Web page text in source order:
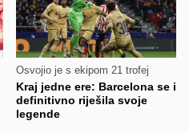
Osvojio je s ekipom 21 trofej
Kraj jedne ere: Barcelona se i
definitivno riješila svoje
legende